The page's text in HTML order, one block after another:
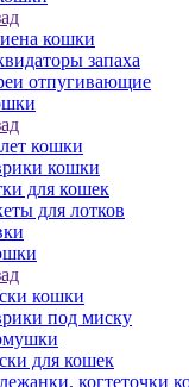
кошки
запаха
отпугивающие
кошки
кошки
для кошек
для лотков
кошки
под миску
для кошек
когтеточки